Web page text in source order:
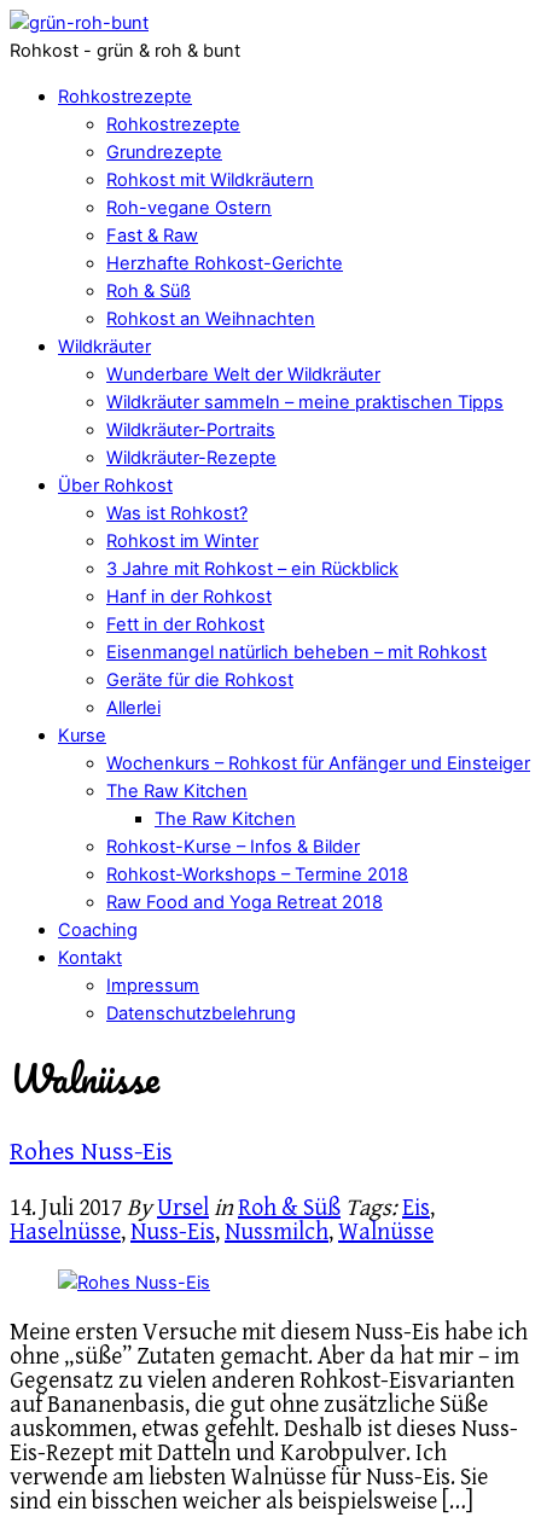
Rohkost - grün & roh & bunt
Rohkostrezepte
Rohkostrezepte
Grundrezepte
Rohkost mit Wildkräutern
Roh-vegane Ostern
Fast & Raw
Herzhafte Rohkost-Gerichte
Roh & Süß
Rohkost an Weihnachten
Wildkräuter
Wunderbare Welt der Wildkräuter
Wildkräuter sammeln – meine praktischen Tipps
Wildkräuter-Portraits
Wildkräuter-Rezepte
Über Rohkost
Was ist Rohkost?
Rohkost im Winter
3 Jahre mit Rohkost – ein Rückblick
Hanf in der Rohkost
Fett in der Rohkost
Eisenmangel natürlich beheben – mit Rohkost
Geräte für die Rohkost
Allerlei
Kurse
Wochenkurs – Rohkost für Anfänger und Einsteiger
The Raw Kitchen
The Raw Kitchen
Rohkost-Kurse – Infos & Bilder
Rohkost-Workshops – Termine 2018
Raw Food and Yoga Retreat 2018
Coaching
Kontakt
Impressum
Datenschutzbelehrung
Walnüsse
Rohes Nuss-Eis
14. Juli 2017ByUrselinRoh & Süß Tags:Eis,
Haselnüsse,Nuss-Eis,Nussmilch,Walnüsse
Meine ersten Versuche mit diesem Nuss-Eis habe ich
ohne „süße” Zutaten gemacht. Aber da hat mir – im
Gegensatz zu vielen anderen Rohkost-Eisvarianten
auf Bananenbasis, die gut ohne zusätzliche Süße
auskommen, etwas gefehlt. Deshalb ist dieses Nuss-
Eis-Rezept mit Datteln und Karobpulver. Ich
verwende am liebsten Walnüsse für Nuss-Eis. Sie
sind ein bisschen weicher als beispielsweise […]